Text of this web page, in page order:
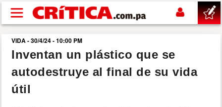
Pasar al contenido principal
buscar
SUCESOS
VIDA - 30/4/24 - 10:00 PM
Inventan un plástico que se
autodestruye al final de su vida
útil